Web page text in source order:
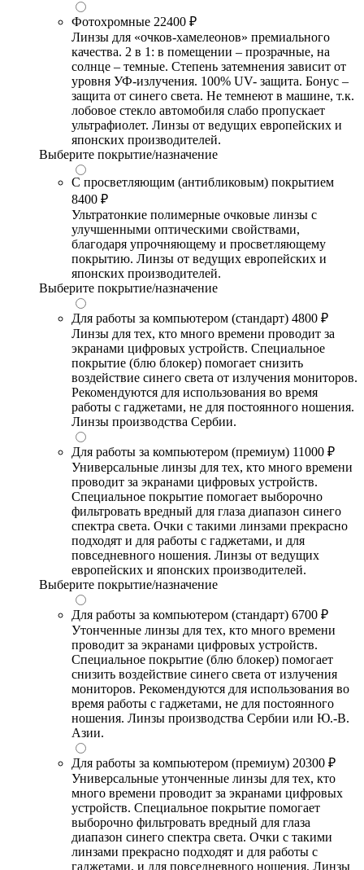
Фотохромные 22400 ₽
Линзы для «очков-хамелеонов» премиального
качества. 2 в 1: в помещении – прозрачные, на
солнце – темные. Степень затемнения зависит от
уровня УФ-излучения. 100% UV- защита. Бонус –
защита от синего света. Не темнеют в машине, т.к.
лобовое стекло автомобиля слабо пропускает
ультрафиолет. Линзы от ведущих европейских и
японских производителей.
Выберите покрытие/назначение
С просветляющим (антибликовым) покрытием
8400 ₽
Ультратонкие полимерные очковые линзы с
улучшенными оптическими свойствами,
благодаря упрочняющему и просветляющему
покрытию. Линзы от ведущих европейских и
японских производителей.
Выберите покрытие/назначение
Для работы за компьютером (стандарт) 4800 ₽
Линзы для тех, кто много времени проводит за
экранами цифровых устройств. Специальное
покрытие (блю блокер) помогает снизить
воздействие синего света от излучения мониторов.
Рекомендуются для использования во время
работы с гаджетами, не для постоянного ношения.
Линзы производства Сербии.
Для работы за компьютером (премиум) 11000 ₽
Универсальные линзы для тех, кто много времени
проводит за экранами цифровых устройств.
Специальное покрытие помогает выборочно
фильтровать вредный для глаза диапазон синего
спектра света. Очки с такими линзами прекрасно
подходят и для работы с гаджетами, и для
повседневного ношения. Линзы от ведущих
европейских и японских производителей.
Выберите покрытие/назначение
Для работы за компьютером (стандарт) 6700 ₽
Утонченные линзы для тех, кто много времени
проводит за экранами цифровых устройств.
Специальное покрытие (блю блокер) помогает
снизить воздействие синего света от излучения
мониторов. Рекомендуются для использования во
время работы с гаджетами, не для постоянного
ношения. Линзы производства Сербии или Ю.-В.
Азии.
Для работы за компьютером (премиум) 20300 ₽
Универсальные утонченные линзы для тех, кто
много времени проводит за экранами цифровых
устройств. Специальное покрытие помогает
выборочно фильтровать вредный для глаза
диапазон синего спектра света. Очки с такими
линзами прекрасно подходят и для работы с
гаджетами, и для повседневного ношения. Линзы